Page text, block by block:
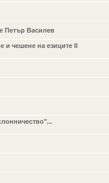
Петър Василев
и чешене на езиците II